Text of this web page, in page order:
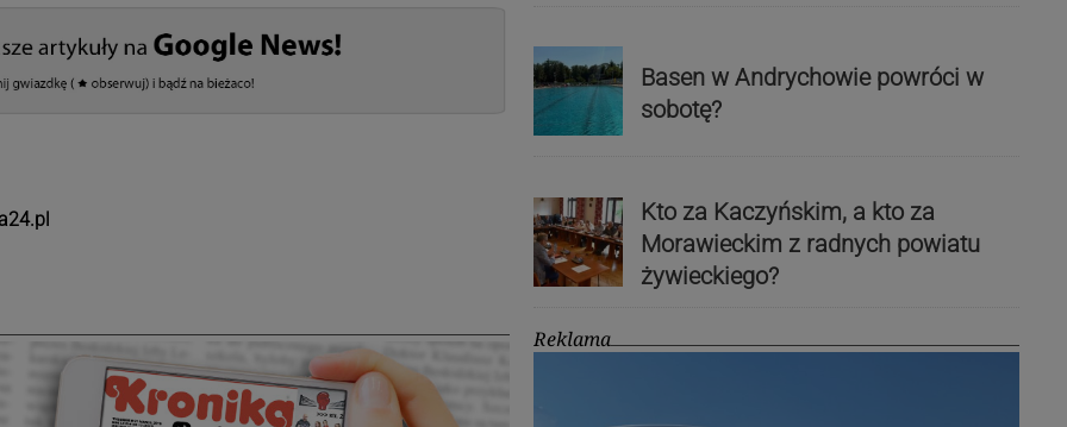
Basen w Andrychowie powróci w
sobotę?
Kto za Kaczyńskim, a kto za
Morawieckim z radnych powiatu
żywieckiego?
Reklama